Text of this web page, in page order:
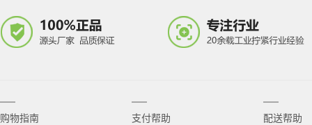
购物指南 支付帮助 配送帮助